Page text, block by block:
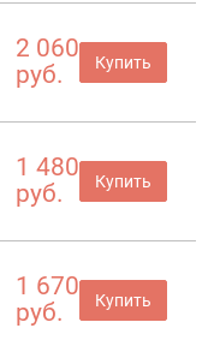
2 060
руб.
Купить
1 480
руб.
Купить
1 670
руб.
Купить